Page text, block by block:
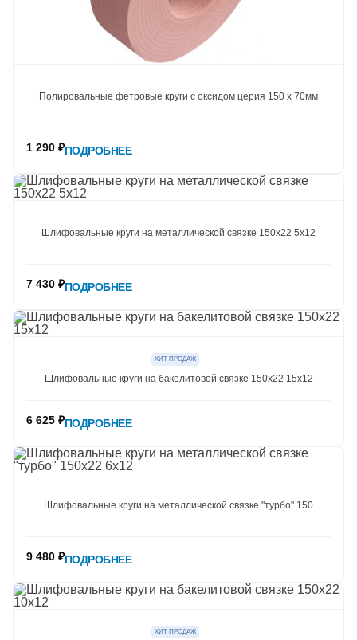
Полировальные фетровые круги c оксидом церия 150 х 70мм
1 290 ₽ПОДРОБНЕЕ
Шлифовальные круги на металлической связке 150х22 5х12
7 430 ₽ПОДРОБНЕЕ
Шлифовальные круги на бакелитовой связке 150х22 15х12
ХИТ ПРОДАЖ
6 625 ₽ПОДРОБНЕЕ
Шлифовальные круги на металлической связке "турбо" 150
9 480 ₽ПОДРОБНЕЕ
ХИТ ПРОДАЖ